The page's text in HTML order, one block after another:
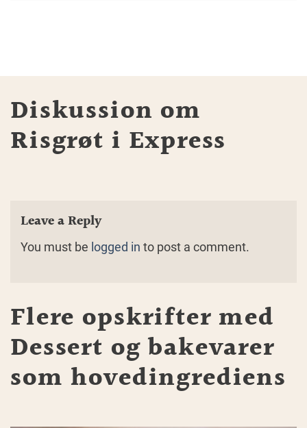
Diskussion om
Risgrøt i Express
Leave a Reply
You must be logged in to post a comment.
Flere opskrifter med
Dessert og bakevarer
som hovedingrediens